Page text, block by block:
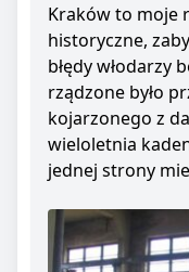
Kraków to moje
historyczne,
błędy włodarzy
rządzone było
kojarzonego z
wieloletnia
jednej strony